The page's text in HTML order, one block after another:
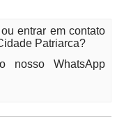
entrar em contato
Patriarca?
nosso WhatsApp